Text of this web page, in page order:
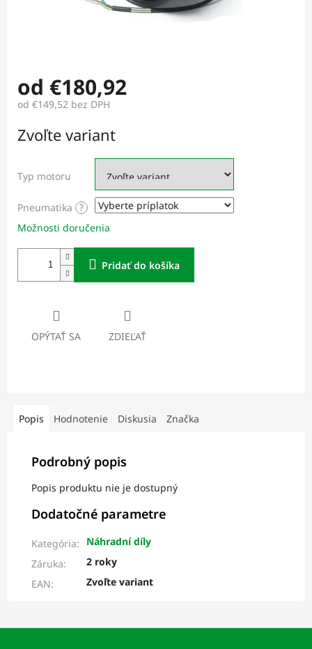
od €180,92
od €149,52 bez DPH
cena:
Zvoľte variant
Typ motoru
Pneumatika ?
Možnosti doručenia
Pridať do košíka
OPÝTAŤ SA ZDIEĽAŤ
Popis Hodnotenie Diskusia Značka
Podrobný popis
Popis produktu nie je dostupný
Dodatočné parametre
Kategória:
Náhradní díly
Záruka:
2 roky
EAN: Zvoľte variant
Z